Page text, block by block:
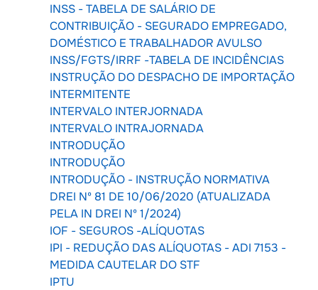
INSS - TABELA DE SALÁRIO DE
CONTRIBUIÇÃO - SEGURADO EMPREGADO,
DOMÉSTICO E TRABALHADOR AVULSO
INSS/FGTS/IRRF -TABELA DE INCIDÊNCIAS
INSTRUÇÃO DO DESPACHO DE IMPORTAÇÃO
INTERMITENTE
INTERVALO INTERJORNADA
INTERVALO INTRAJORNADA
INTRODUÇÃO
INTRODUÇÃO
INTRODUÇÃO - INSTRUÇÃO NORMATIVA
DREI Nº 81 DE 10/06/2020 (ATUALIZADA
PELA IN DREI Nº 1/2024)
IOF - SEGUROS -ALÍQUOTAS
IPI - REDUÇÃO DAS ALÍQUOTAS - ADI 7153 -
MEDIDA CAUTELAR DO STF
IPTU